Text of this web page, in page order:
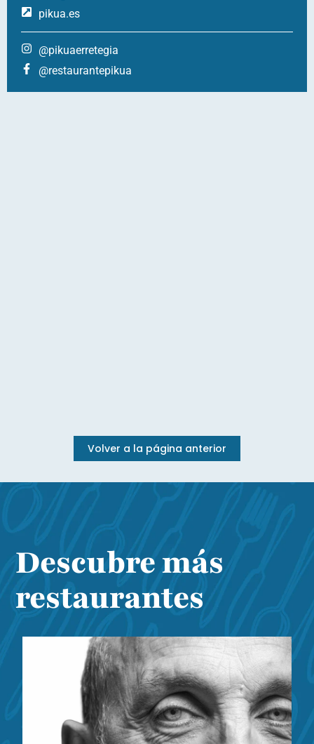
pikua.es
@pikuaerretegia
@restaurantepikua
Volver a la página anterior
Descubre más
restaurantes